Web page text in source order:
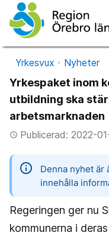
Yrkesvux Nyheter
Yrkespaket inom
utbildning ska
arbetsmarknaden
access_timePublicerad: 2022-
Denna nyhet är
innehålla
Regeringen ger nu
kommunerna i